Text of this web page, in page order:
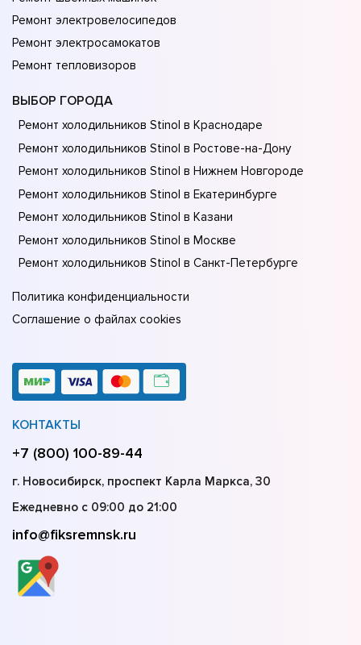
Ремонт электровелосипедов
Ремонт электросамокатов
Ремонт тепловизоров
ВЫБОР ГОРОДА
Ремонт холодильников Stinol в Краснодаре
Ремонт холодильников Stinol в Ростове-на-Донy
Ремонт холодильников Stinol в Нижнем Новгороде
Ремонт холодильников Stinol в Екатеринбурге
Ремонт холодильников Stinol в Казани
Ремонт холодильников Stinol в Москве
Ремонт холодильников Stinol в Санкт-Петербурге
Политика конфиденциальности
Соглашение о файлах cookies
КОНТАКТЫ
+7 (800) 100-89-44
г. Новосибирск, проспект Карла Маркса, 30
Ежедневно с 09:00 до 21:00
info@fiksremnsk.ru